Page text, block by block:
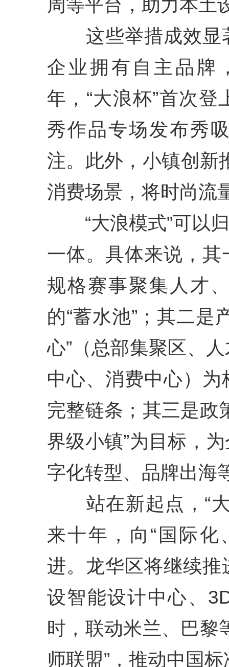
周等平台，助力本土
这些举措成效显
企业拥有自主品牌
年，“大浪杯”首次
秀作品专场发布秀
注。此外，小镇创新
消费场景，将时尚流
“大浪模式”可以归
一体。具体来说，
规格赛事聚集人才
的“蓄水池”；其二是
心”（总部集聚区、
中心、消费中心）
完整链条；其三是政
界级小镇”为目标，
字化转型、品牌出海
站在新起点，“大
来十年，向“国际化
进。龙华区将继续
设智能设计中心、
时，联动米兰、巴黎
师联盟”，推动中国